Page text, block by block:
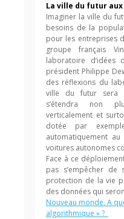
La ville du futur aux
Imaginer la ville du
besoins de la
pour les entreprises
groupe français
laboratoire d’idées
président Philippe
des réflexions du
ville du futur sera
s’étendra non
verticalement et
dotée par
automatiquement
voitures autonomes
Face à ce
pas s’empêcher
protection de la vie
des données qui
Nouveau monde. A
algorithmique » ?